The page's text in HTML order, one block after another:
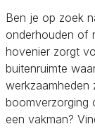
Ben je op zoek
onderhouden of
hovenier zorgt
buitenruimte
werkzaamheden
boomverzorging
een vakman?